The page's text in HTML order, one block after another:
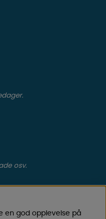
osv.
butikk i Enköping,
en god opplevelse på